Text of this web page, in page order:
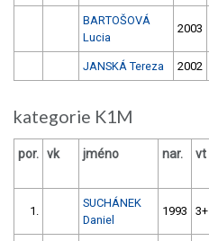
BARTOŠOVÁ
Lucia
2003
JANSKÁ Tereza 2002
kategorie K1M
por. vk jméno nar. vt
1.
SUCHÁNEK
Daniel
1993 3+